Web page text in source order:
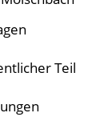
Teil